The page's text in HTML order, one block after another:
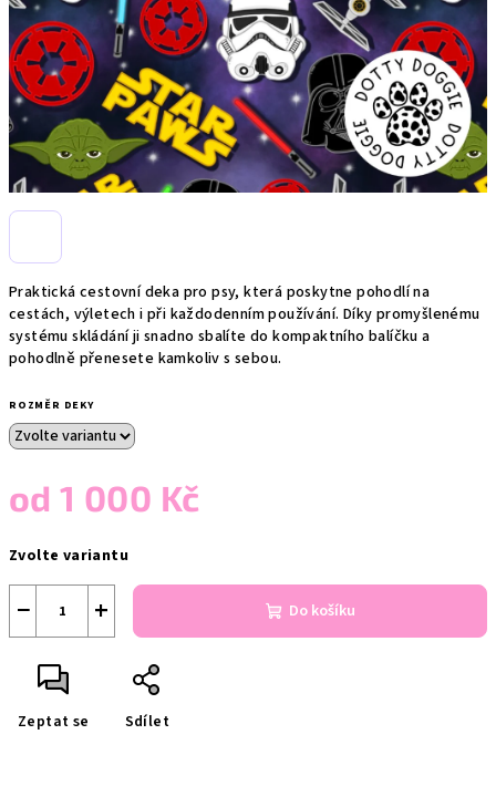
Praktická cestovní deka pro psy, která poskytne pohodlí na
cestách, výletech i při každodenním používání. Díky promyšlenému
systému skládání ji snadno sbalíte do kompaktního balíčku a
pohodlně přenesete kamkoliv s sebou.
ROZMĚR DEKY
od1 000 Kč
cena:
Zvolte variantu
+
− Do košíku
Zeptat se Sdílet